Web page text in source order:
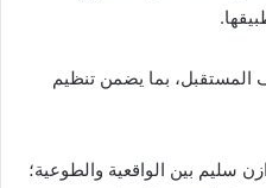
المستقبل، بما يضمن تنظيم
سليم بين الواقعية والطوعية؛